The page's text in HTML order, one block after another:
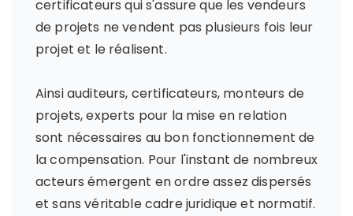
certificateurs qui s'assure que les vendeurs
de projets ne vendent pas plusieurs fois leur
projet et le réalisent.
Ainsi auditeurs, certificateurs, monteurs de
projets, experts pour la mise en relation
sont nécessaires au bon fonctionnement de
la compensation. Pour l'instant de nombreux
acteurs émergent en ordre assez dispersés
et sans véritable cadre juridique et normatif.